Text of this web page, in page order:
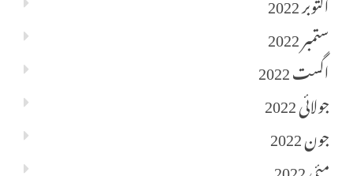
ستمبر 2022
اگست 2022
جولائی 2022
جون 2022